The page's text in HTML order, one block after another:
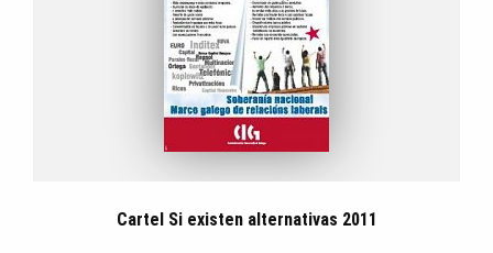
Cartel Si existen alternativas 2011